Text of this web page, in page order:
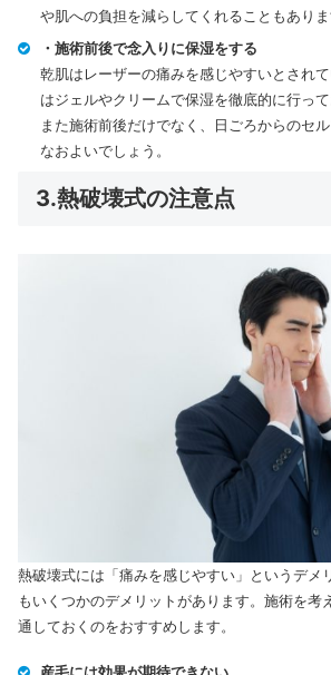
や肌への負担を減らしてくれることもありま
・施術前後で念入りに保湿をする
乾肌はレーザーの痛みを感じやすいとされ
はジェルやクリームで保湿を徹底的に行って
また施術前後だけでなく、日ごろからのセ
なおよいでしょう。
3.熱破壊式の注意点
熱破壊式には「痛みを感じやすい」というデメ
もいくつかのデメリットがあります。施術を考
通しておくのをおすすめします。